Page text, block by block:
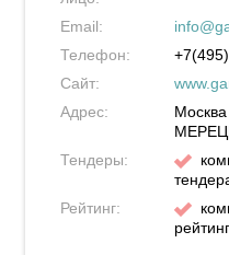
Email:
Телефон:
Сайт:
Адрес:
Москва
Тендеры:
Рейтинг: